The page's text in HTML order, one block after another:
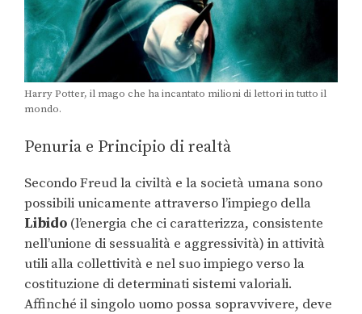
Harry Potter, il mago che ha incantato milioni di lettori in tutto il
mondo.
Penuria e Principio di realtà
Secondo Freud la civiltà e la società umana sono
possibili unicamente attraverso l’impiego della
Libido (l’energia che ci caratterizza, consistente
nell’unione di sessualità e aggressività) in attività
utili alla collettività e nel suo impiego verso la
costituzione di determinati sistemi valoriali.
Affinché il singolo uomo possa sopravvivere, deve